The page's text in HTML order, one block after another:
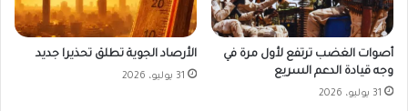
أصوات الغضب ترتفع لأول مرة في
وجه قيادة الدعم السريع
31 يوليو، 2026
الأرصاد الجوية تطلق تحذيرا جديد
31 يوليو، 2026